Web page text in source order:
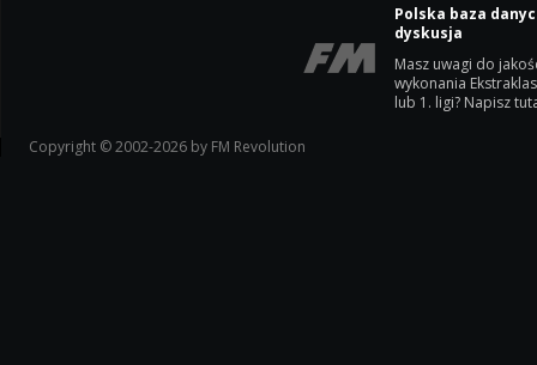
Polska baza
dyskusja
Masz uwagi do
wykonania
lub 1. ligi? Napisz
Copyright © 2002-2026 by FM Revolution